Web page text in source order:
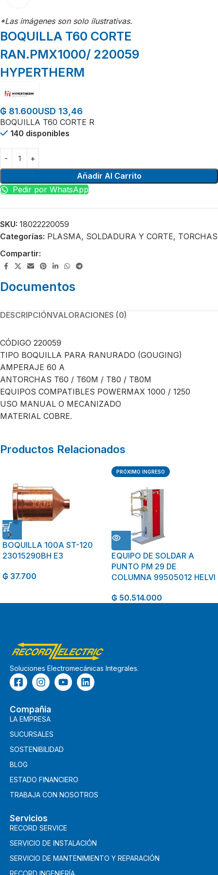
*Las imágenes son solo ilustrativas.
BOQUILLA T60 CORTE
RAN.PMX1000/ 220059
HYPERTHERM
₲ 81.600USD 13,46
BOQUILLA T60 CORTE R
140 disponibles
Añadir Al Carrito
Pedir por WhatsApp
SKU: 18022220059
Categorías: PLASMA, SOLDADURA Y CORTE, TORCHAS
Compartir:
Documentos
DESCRIPCIÓNVALORACIONES (0)
CÓDIGO 220059
TIPO BOQUILLA PARA RANURADO (GOUGING)
AMPERAJE 60 A
ANTORCHAS T60 / T60M / T80 / T80M
EQUIPOS COMPATIBLES POWERMAX 1000 / 1250
USO MANUAL O MECANIZADO
MATERIAL COBRE.
Productos Relacionados
BOQUILLA 100A ST-120
23015290BH E3
₲ 37.700
PRÓXIMO INGRESO
EQUIPO DE SOLDAR A
PUNTO PM 29 DE
COLUMNA 99505012 HELVI
₲ 50.514.000
Soluciones Electromecánicas Integrales.
Compañia
LA EMPRESA
SUCURSALES
SOSTENIBILIDAD
BLOG
ESTADO FINANCIERO
TRABAJA CON NOSOTROS
Servicios
RECORD SERVICE
SERVICIO DE INSTALACIÓN
SERVICIO DE MANTENIMIENTO Y REPARACIÓN
RECORD INGENIERÍA